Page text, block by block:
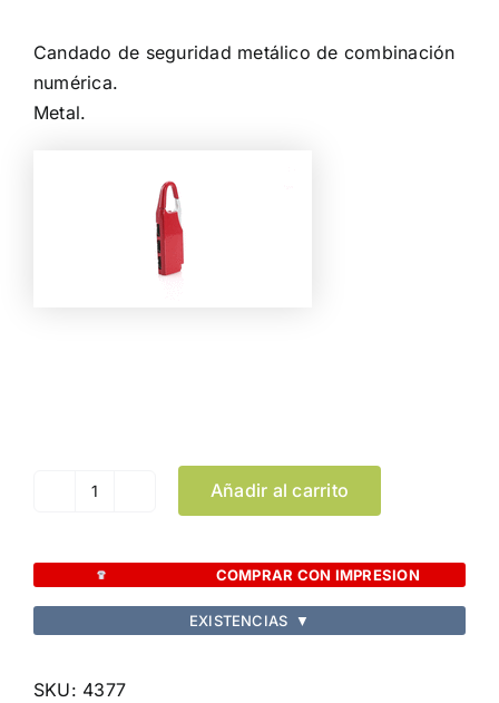
Candado de seguridad metálico de combinación
numérica.
Metal.
Candado
cantidad
Añadir al carrito
COMPRAR CON IMPRESION
EXISTENCIAS ▼
SKU: 4377